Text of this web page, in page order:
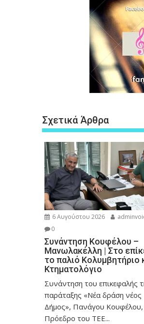
Σχετικά Άρθρα
6 Αυγούστου 2026
0
Συνάντηση Κουφέλου –
Μανωλακέλλη | Στο
το παλιό Κολυμβητήριο
Κτηματολόγιο
Συνάντηση του επικεφαλής
παράταξης «Νέα δράση νέος
Δήμος», Πανάγου Κουφέλου,
Πρόεδρο του ΤΕΕ...